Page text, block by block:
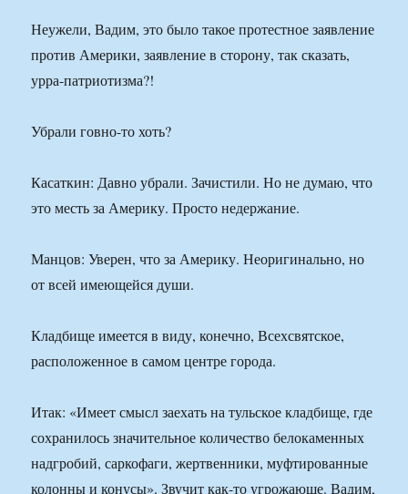
Неужели, Вадим, это было такое протестное заявление
против Америки, заявление в сторону, так сказать,
урра-патриотизма?!
Убрали говно-то хоть?
Касаткин: Давно убрали. Зачистили. Но не думаю, что
это месть за Америку. Просто недержание.
Манцов: Уверен, что за Америку. Неоригинально, но
от всей имеющейся души.
Кладбище имеется в виду, конечно, Всехсвятское,
расположенное в самом центре города.
Итак: «Имеет смысл заехать на тульское кладбище, где
сохранилось значительное количество белокаменных
надгробий, саркофаги, жертвенники, муфтированные
колонны и конусы». Звучит как-то угрожающе. Вадим,